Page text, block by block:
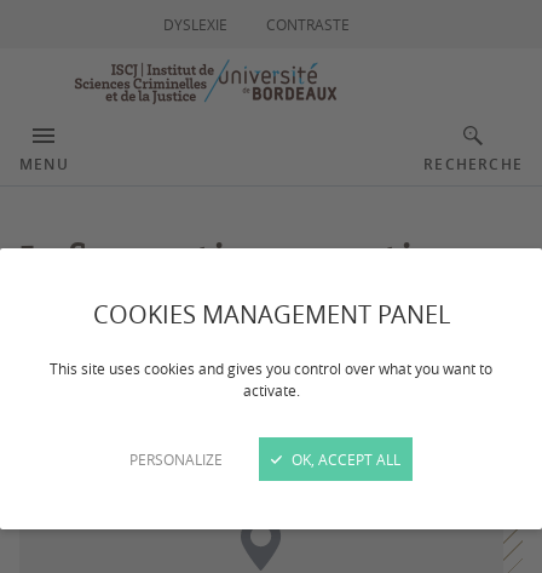
COOKIES MANAGEMENT PANEL
This site uses cookies and gives you control over what you want to
activate.
PERSONALIZE OK, ACCEPT ALL
DYSLEXIE CONTRASTE
MENU RECHERCHE
Informations pratiques